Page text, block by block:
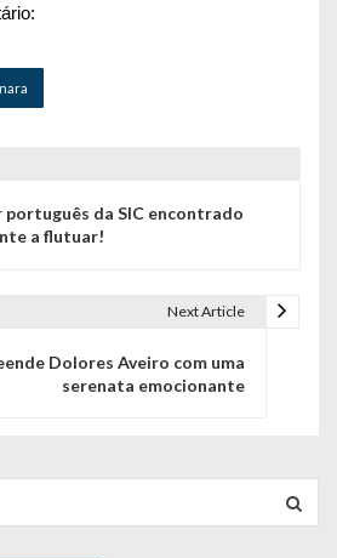
da SIC encontrado
a flutuar!
Next Article
Dolores Aveiro com uma
serenata emocionante